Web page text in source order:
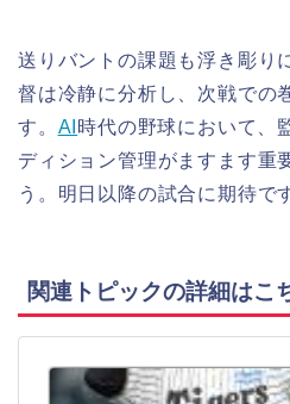
送りバントの課題も浮き彫り
督は冷静に分析し、次戦での
す。 AI 時代の野球において、
ディション管理がますます重
う。明日以降の試合に期待で
関連トピックの詳細はこ